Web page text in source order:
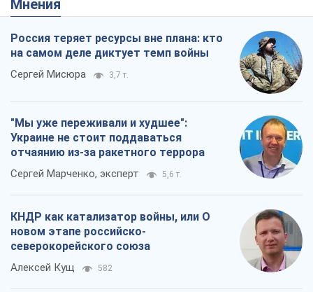
Мнения
Россия теряет ресурсы вне плана: кто
на самом деле диктует темп войны
Сергей Мисюра 3,7 т.
"Мы уже переживали и худшее":
Украине не стоит поддаваться
отчаянию из-за ракетного террора
Сергей Марченко, эксперт 5,6 т.
КНДР как катализатор войны, или О
новом этапе российско-
северокорейского союза
Алексей Кущ 582